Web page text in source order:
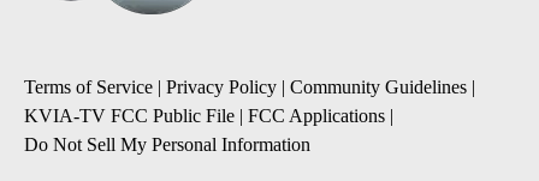
Terms of Service | Privacy Policy | Community Guidelines |
KVIA-TV FCC Public File | FCC Applications |
Do Not Sell My Personal Information